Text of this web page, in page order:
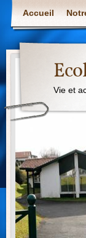
Accueil
Vie et